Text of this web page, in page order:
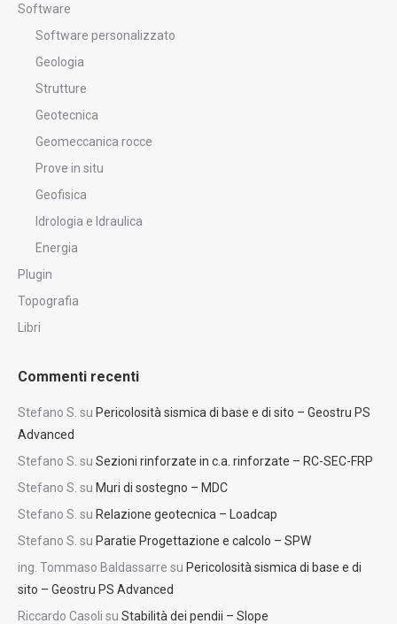
Software
Software personalizzato
Geologia
Strutture
Geotecnica
Geomeccanica rocce
Prove in situ
Geofisica
Idrologia e Idraulica
Energia
Plugin
Topografia
Libri
Commenti recenti
Stefano S. su Pericolosità sismica di base e di sito – Geostru PS
Advanced
Stefano S. su Sezioni rinforzate in c.a. rinforzate – RC-SEC-FRP
Stefano S. su Muri di sostegno – MDC
Stefano S. su Relazione geotecnica – Loadcap
Stefano S. su Paratie Progettazione e calcolo – SPW
ing. Tommaso Baldassarre su Pericolosità sismica di base e di
sito – Geostru PS Advanced
Riccardo Casoli su Stabilità dei pendii – Slope